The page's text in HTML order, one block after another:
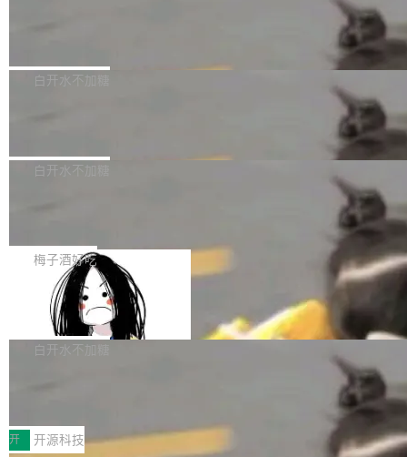
一个回归问题，该问题导致拉取镜像时会拒绝包
题，该问题可能导致在旧版 Linux 内核...
e 孵化器项目管理委员会（IPMC）投票中获得
P）！这一里程碑不仅标志着 Fluss 迈入新的发
白开水不加糖
长期停止内容更新，未能实现其作为“AI版维基百
提交的编辑请求也长期处于待处理状态。 Groki
pedia 于去年底上线，定位为由人工智能生成内
容的百科平台，被马斯克视为传统众包百科网站
维基百科的替代方案。Lawfare 调查发现，无论
热门页面还是低关注度页面，均未出现近期更
白开水不加糖
是这样的：配 MessageSource 的 Bean、写 R
eloadableResourceBundleMessageSource、
声明 LocaleResolver、注册 LocaleChangeInt
erceptor…五六步之后才能看到第一行翻译文
本。 Solon 换了个方式。整个 i18n 模块围绕三
梅子酒好吃
Apache Doris 4.1 全面增强 Iceberg：
支持 UPDATE、MERGE INTO 与 Iceb
erg V3
Apache Doris 4.1 要补齐的，正是缺失的那一
半。在已有查询能力的基础上，Doris 进一步支
常维护操作，并完整支持 Iceberg V3 格式。
白开水不加糖
村国家自主创新示范区会议中心开幕。本届大会
开 开源科技